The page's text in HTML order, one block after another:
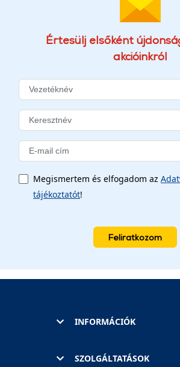
Értesülj elsőként
akcióinkról
Megismertem és elfogadom az
tájékoztatót!
Feliratkozom
INFORMÁCIÓK
SZOLGÁLTATÁSOK